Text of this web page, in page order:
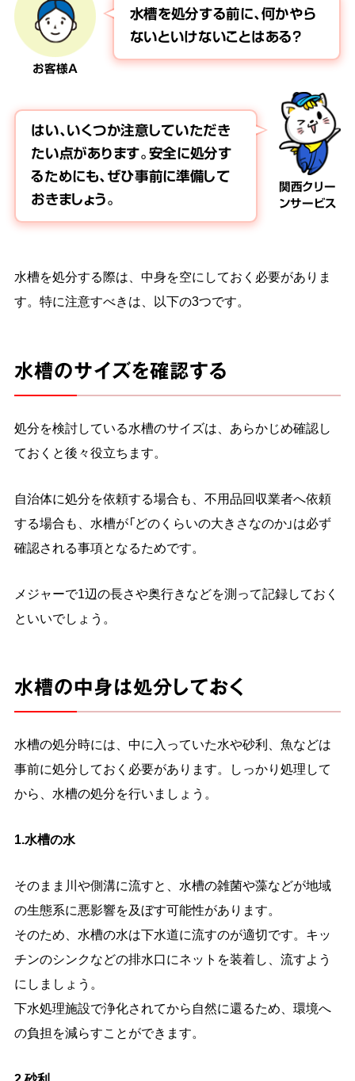
お客様A
水槽を処分する前に、何かやら
ないといけないことはある？
関西クリー
ンサービス
はい、いくつか注意していただき
たい点があります。安全に処分す
るためにも、ぜひ事前に準備して
おきましょう。
水槽を処分する際は、中身を空にしておく必要がありま
す。特に注意すべきは、以下の3つです。
水槽のサイズを確認する
処分を検討している水槽のサイズは、あらかじめ確認し
ておくと後々役立ちます。
自治体に処分を依頼する場合も、不用品回収業者へ依頼
する場合も、水槽が「どのくらいの大きさなのか」は必ず
確認される事項となるためです。
メジャーで1辺の長さや奥行きなどを測って記録しておく
といいでしょう。
水槽の中身は処分しておく
水槽の処分時には、中に入っていた水や砂利、魚などは
事前に処分しておく必要があります。しっかり処理して
から、水槽の処分を行いましょう。
1.水槽の水
そのまま川や側溝に流すと、水槽の雑菌や藻などが地域
の生態系に悪影響を及ぼす可能性があります。
そのため、水槽の水は下水道に流すのが適切です。キッ
チンのシンクなどの排水口にネットを装着し、流すよう
にしましょう。
下水処理施設で浄化されてから自然に還るため、環境へ
の負担を減らすことができます。